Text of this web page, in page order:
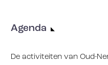
Agenda
De activiteiten van Oud-